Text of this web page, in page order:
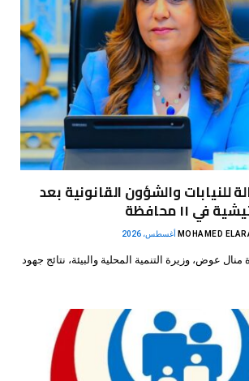
٨١ حالة للنيابات والشؤون القانونية بعد
١١ محافظة
MOHAMED
منال عوض، وزيرة التنمية المحلية والبيئة، نتائج جهود